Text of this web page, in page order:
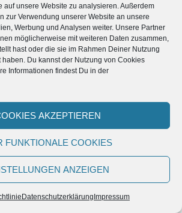
auf unsere Website zu analysieren. Außerdem
zur Verwendung unserer Website an unsere
Werbung und Analysen weiter. Unsere Partner
möglicherweise mit weiteren Daten zusammen,
hast oder die sie im Rahmen Deiner Nutzung
Du kannst der Nutzung von Cookies
Informationen findest Du in der
AKZEPTIEREN
FUNKTIONALE COOKIES
ANZEIGEN
Datenschutzerklärung Impressum
des
“
um 15:37 Uhr
Kenn euch über YouTube.
so ein schönes neues Gelände.